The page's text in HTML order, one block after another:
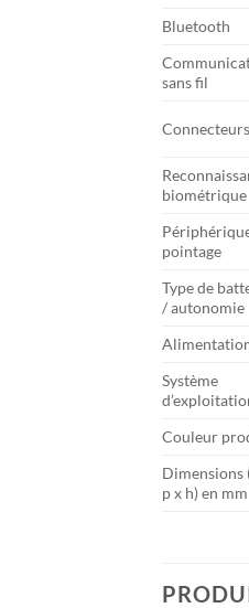
Bluetooth
sans fil
Connecteurs
biométrique
pointage
Type de
/ autonomie
Système
Couleur
Dimensions
p x h) en mm